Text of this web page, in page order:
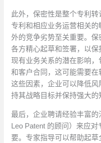
此外，保密性是整个专利
专利和相应业务运营相关
外的竞争劣势至关重要。
各方精心起草和签署，以
现有业务关系的潜在影响
和客户合同，这可能需要
这些因素，企业可以降低
持其战略目标并保持强大的
最后，企业聘请经验丰富
Leo Patent 的顾问）来应
要。专家指导可以帮助起